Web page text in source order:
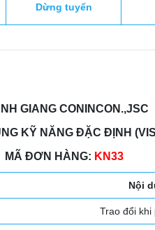
Dừng tuyển
GIANG CONINCON.,JSC
KỸ NĂNG ĐẶC ĐỊNH
MÃ ĐƠN HÀNG: KN33
Nội
Trao đổi khi